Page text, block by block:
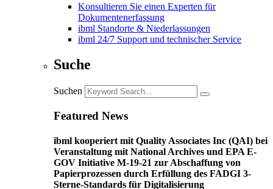
Konsultieren Sie einen Experten für
Dokumentenerfassung
ibml Standorte & Niederlassungen
ibml 24/7 Support und technischer Service
Suche
Suchen
Featured News
ibml kooperiert mit Quality Associates Inc (QAI) bei
Veranstaltung mit National Archives und EPA E-
GOV Initiative M-19-21 zur Abschaffung von
Papierprozessen durch Erfüllung des FADGI 3-
Sterne-Standards für Digitalisierung